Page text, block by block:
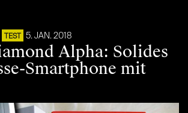
TEST 5. JAN. 2018
Alpha: Solides
Smartphone mit